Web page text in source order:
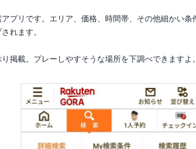
プリです。エリア、価格、時間帯、その他細かい
れます。
掲載。プレーしやすそうな場所を下調べできますよ。